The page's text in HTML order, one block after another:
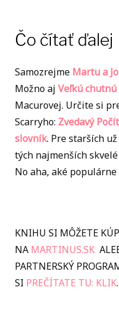
Čo čítať ďalej
Samozrejme Martu a
Možno aj Veľkú
Macurovej. Určite si
Scarryho: Zvedavý
slovník. Pre starších
tých najmenších skvelé
No aha, aké populárne
KNIHU SI MÔŽETE
NA MARTINUS.SK
PARTNERSKÝ
SI PREČÍTATE TU: KLIK.